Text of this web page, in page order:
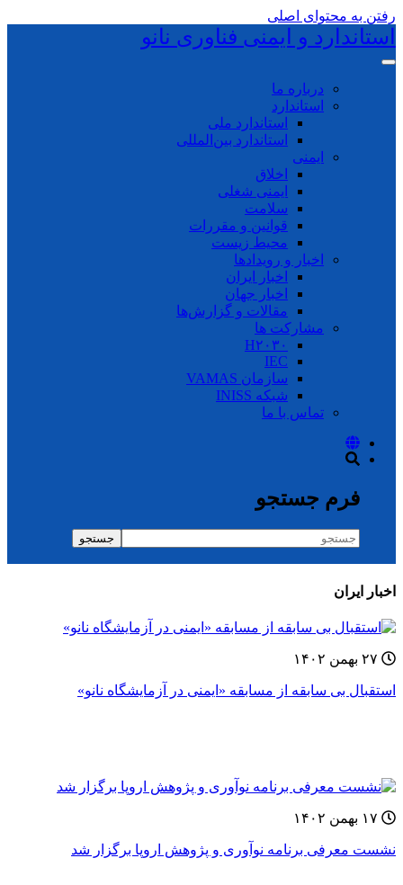
رفتن به محتوای اصلی
استاندارد و ایمنی فناوری نانو
درباره ما
استاندارد
استاندارد ملی
استاندارد بین‌المللی
ایمنی
اخلاق
ایمنی شغلی
سلامت
قوانین و مقررات
محیط زیست
اخبار و رویدادها
اخبار ایران
اخبار جهان
مقالات و گزارش‌ها
مشارکت ها
H۲۰۳۰
IEC
سازمان VAMAS
شبکه INISS
تماس با ما
فرم جستجو
جستجو
اخبار ایران
استقبال بی سابقه از مسابقه «ایمنی در آزمایشگاه نانو»
نشست معرفی برنامه نوآوری و پژوهش اروپا برگزار شد